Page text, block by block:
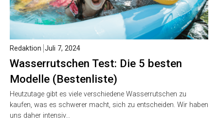
Wasserrutschen Test: Die 5 besten
Modelle (Bestenliste)
Redaktion Juli 7, 2024
Heutzutage gibt es viele verschiedene Wasserrutschen zu
kaufen, was es schwerer macht, sich zu entscheiden. Wir haben
uns daher intensiv…